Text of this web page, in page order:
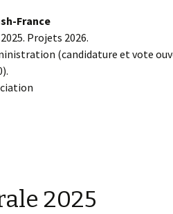
France
Projets 2026.
(candidature et vote
2025